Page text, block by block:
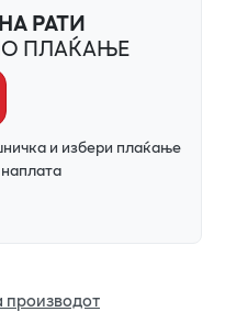
РАТИ
ПЛАЌАЊЕ
и избери плаќање
производот